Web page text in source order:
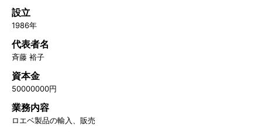
設立
1986年
代表者名
斉藤 裕子
資本金
50000000円
業務内容
ロエベ製品の輸入、販売